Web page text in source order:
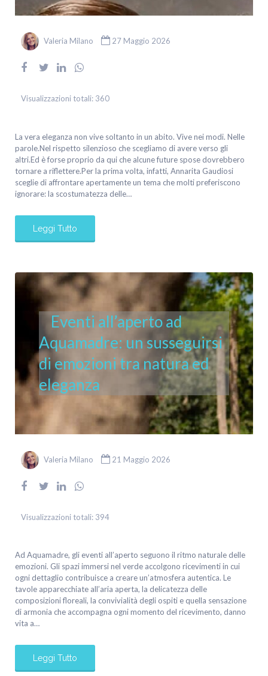
Valeria Milano 27 Maggio 2026
Visualizzazioni totali: 360
La vera eleganza non vive soltanto in un abito. Vive nei modi. Nelle
parole.Nel rispetto silenzioso che scegliamo di avere verso gli
altri.Ed è forse proprio da qui che alcune future spose dovrebbero
tornare a riflettere.Per la prima volta, infatti, Annarita Gaudiosi
sceglie di affrontare apertamente un tema che molti preferiscono
ignorare: la scostumatezza delle…
Leggi Tutto
Eventi all’aperto ad
Aquamadre: un susseguirsi
di emozioni tra natura ed
eleganza
Valeria Milano 21 Maggio 2026
Visualizzazioni totali: 394
Ad Aquamadre, gli eventi all’aperto seguono il ritmo naturale delle
emozioni. Gli spazi immersi nel verde accolgono ricevimenti in cui
ogni dettaglio contribuisce a creare un’atmosfera autentica. Le
tavole apparecchiate all’aria aperta, la delicatezza delle
composizioni floreali, la convivialità degli ospiti e quella sensazione
di armonia che accompagna ogni momento del ricevimento, danno
vita a…
Leggi Tutto